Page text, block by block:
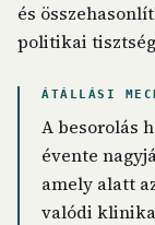
és
politikai
ÁTÁLLÁSI
A besorolás
évente
amely alatt
valódi